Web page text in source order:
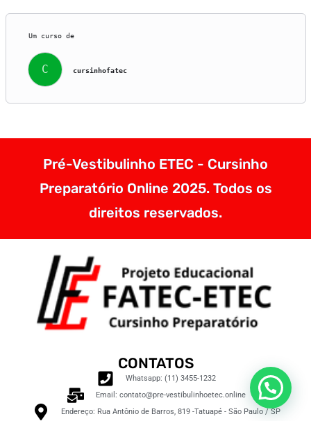
Um curso de
C cursinhofatec
Pré-Vestibulinho ETEC - Cursinho
Preparatório Online 2025. Todos os
direitos reservados.
CONTATOS
Whatsapp: (11) 3455-1232
Email: contato@pre-vestibulinhoetec.online
Endereço: Rua Antônio de Barros, 819 -Tatuapé - São Paulo / SP